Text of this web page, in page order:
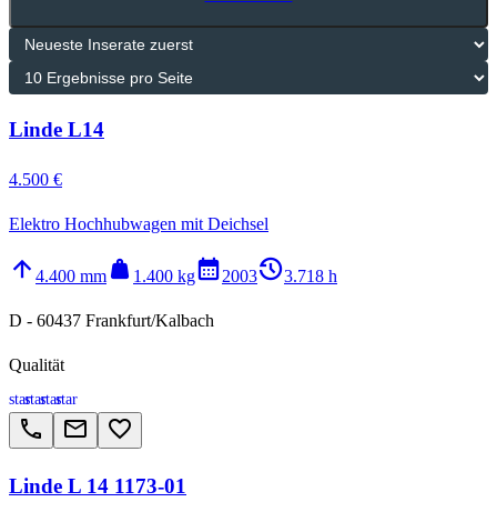
Linde L14
4.500 €
Elektro Hochhubwagen mit Deichsel
arrow_upward 4.400 mm weight 1.400 kgcalendar_month2003history_23.718 h
D - 60437 Frankfurt/Kalbach
Qualität
starstarstarstar
call email favorite_border
Linde L 14 1173-01